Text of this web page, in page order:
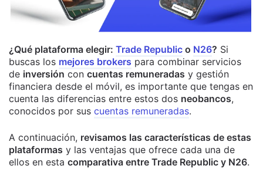
¿Qué plataforma elegir: Trade Republic o N26? Si
buscas los mejores brokers para combinar servicios
de inversión con cuentas remuneradas y gestión
financiera desde el móvil, es importante que tengas en
cuenta las diferencias entre estos dos neobancos,
conocidos por sus cuentas remuneradas.
A continuación, revisamos las características de estas
plataformas y las ventajas que ofrece cada una de
ellos en esta comparativa entre Trade Republic y N26.